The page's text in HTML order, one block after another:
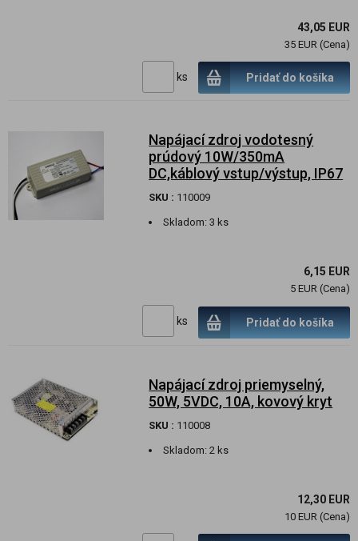
43,05 EUR
35 EUR (Cena)
ks Pridať do košíka
Napájací zdroj vodotesný
prúdový 10W/350mA
DC,káblový vstup/výstup, IP67
SKU : 110009
Skladom:3 ks
6,15 EUR
5 EUR (Cena)
ks Pridať do košíka
Napájací zdroj priemyselný,
50W, 5VDC, 10A, kovový kryt
SKU : 110008
Skladom:2 ks
12,30 EUR
10 EUR (Cena)